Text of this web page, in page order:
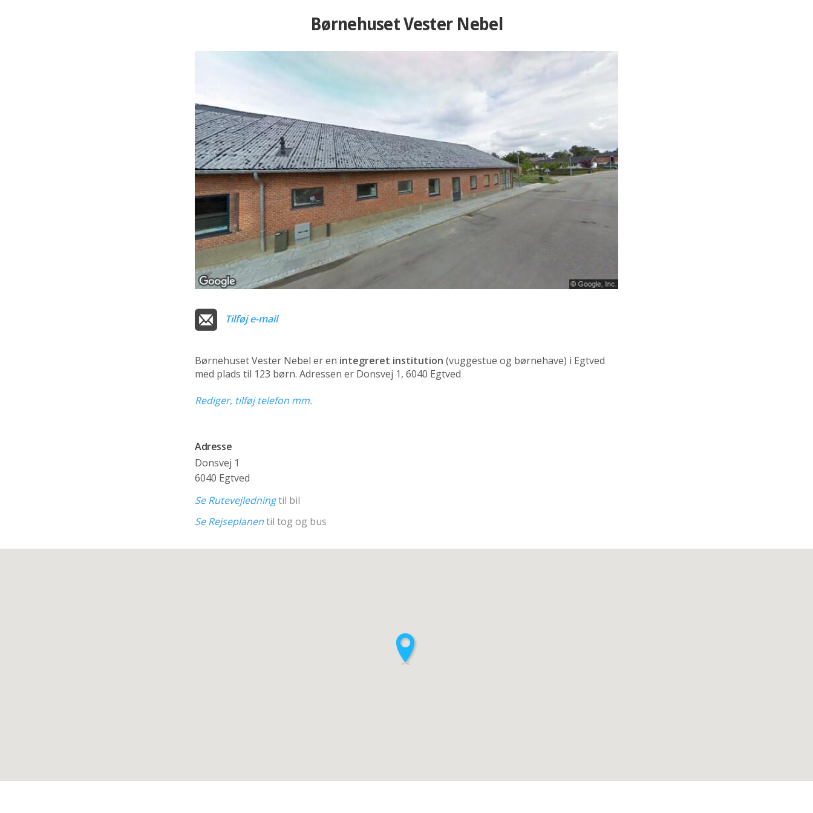
Børnehuset Vester Nebel
Tilføj e-mail
Børnehuset Vester Nebel er en integreret institution (vuggestue og børnehave) i Egtved
med plads til 123 børn. Adressen er Donsvej 1, 6040 Egtved
Rediger, tilføj telefon mm.
Adresse
Donsvej 1
6040 Egtved
Se Rutevejledningtil bil
Se Rejseplanentil tog og bus